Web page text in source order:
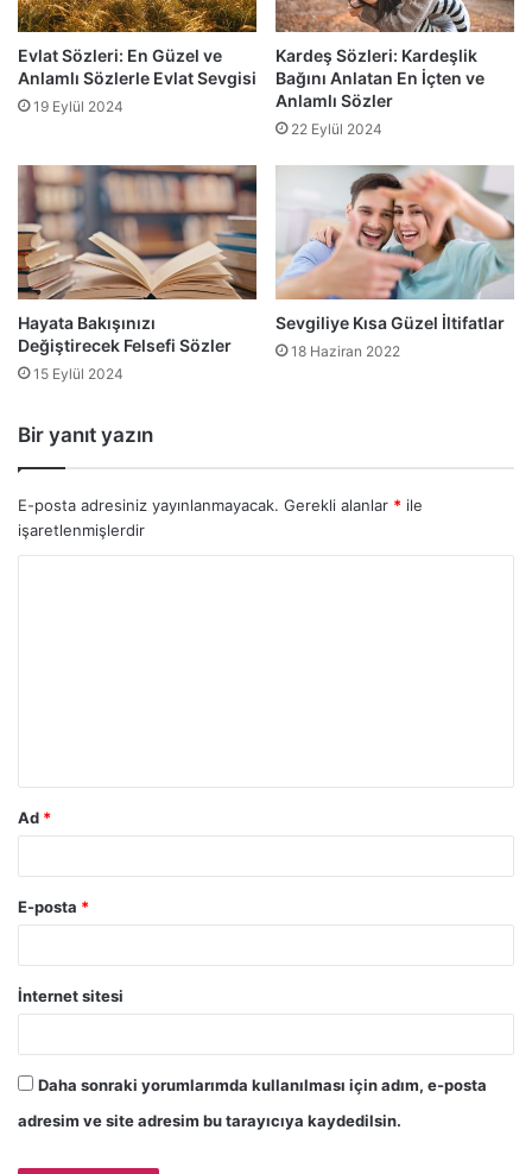
Evlat Sözleri: En Güzel ve
Anlamlı Sözlerle Evlat Sevgisi
19 Eylül 2024
Kardeş Sözleri: Kardeşlik
Bağını Anlatan En İçten ve
Anlamlı Sözler
22 Eylül 2024
Hayata Bakışınızı
Değiştirecek Felsefi Sözler
15 Eylül 2024
Sevgiliye Kısa Güzel İltifatlar
18 Haziran 2022
Bir yanıt yazın
E-posta adresiniz yayınlanmayacak. Gerekli alanlar * ile
işaretlenmişlerdir
Ad *
E-posta *
İnternet sitesi
Daha sonraki yorumlarımda kullanılması için adım, e-posta
adresim ve site adresim bu tarayıcıya kaydedilsin.